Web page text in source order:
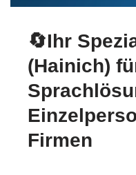
🔄Ihr
(Hainich)
Firmen